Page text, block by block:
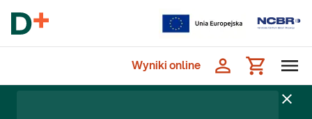
Wyniki online